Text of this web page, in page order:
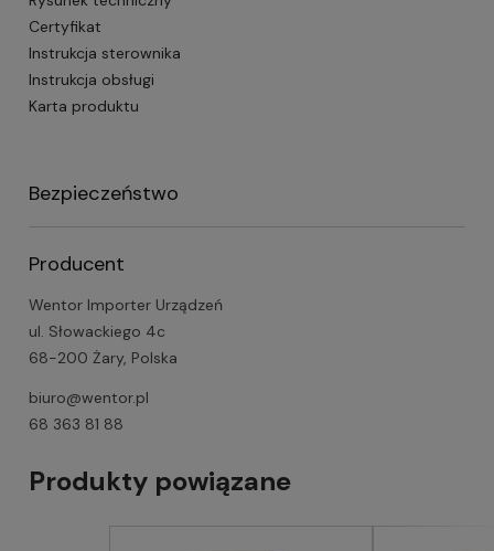
Certyfikat
Instrukcja sterownika
Instrukcja obsługi
Karta produktu
Bezpieczeństwo
Producent
Wentor Importer Urządzeń
ul. Słowackiego 4c
68-200 Żary, Polska
biuro@wentor.pl
68 363 81 88
Produkty powiązane